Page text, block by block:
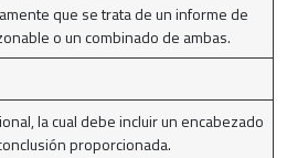
que se trata de un informe de
o un combinado de ambas.
la cual debe incluir un encabezado
proporcionada.